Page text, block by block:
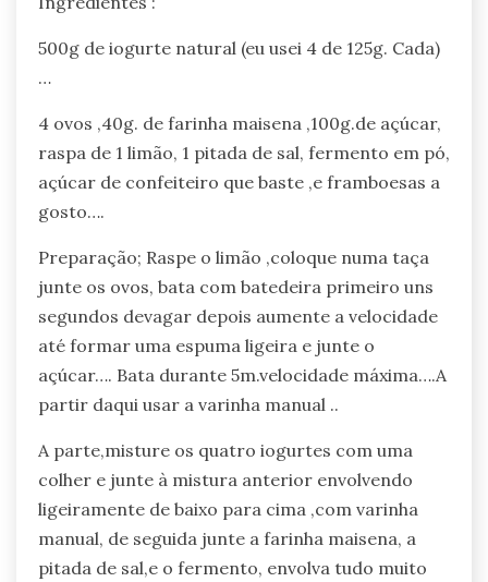
500g de iogurte natural (eu usei 4 de 125g. Cada)
…
4 ovos ,40g. de farinha maisena ,100g.de açúcar,
raspa de 1 limão, 1 pitada de sal, fermento em pó,
açúcar de confeiteiro que baste ,e framboesas a
gosto….
Preparação; Raspe o limão ,coloque numa taça
junte os ovos, bata com batedeira primeiro uns
segundos devagar depois aumente a velocidade
até formar uma espuma ligeira e junte o
açúcar…. Bata durante 5m.velocidade máxima….A
partir daqui usar a varinha manual ..
A parte,misture os quatro iogurtes com uma
colher e junte à mistura anterior envolvendo
ligeiramente de baixo para cima ,com varinha
manual, de seguida junte a farinha maisena, a
pitada de sal,e o fermento, envolva tudo muito